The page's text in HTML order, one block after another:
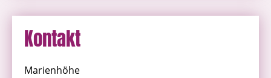
Kontakt
Marienhöhe